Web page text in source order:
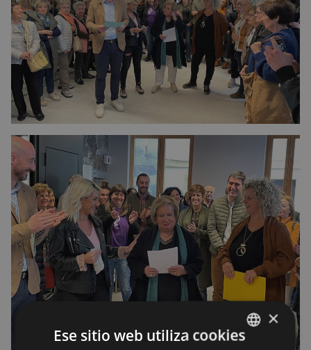
×
Ese sitio web utiliza cookies